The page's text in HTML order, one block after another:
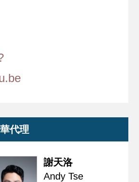
代理
謝天洛
Andy Tse